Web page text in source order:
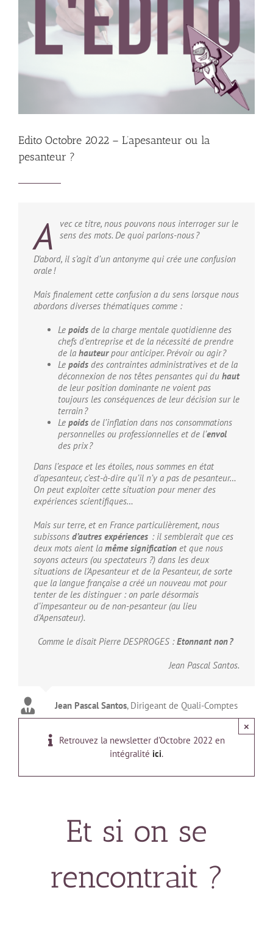
Edito Octobre 2022 – L’apesanteur ou la
pesanteur ?
A
vec ce titre, nous pouvons nous interroger sur le
sens des mots. De quoi parlons-nous ?
D’abord, il s’agit d’un antonyme qui crée une confusion
orale !
Mais finalement cette confusion a du sens lorsque nous
abordons diverses thématiques comme :
Le poids de la charge mentale quotidienne des
chefs d’entreprise et de la nécessité de prendre
de la hauteurpour anticiper. Prévoir ou agir ?
Le poids des contraintes administratives et de la
déconnexion de nos têtes pensantes qui du haut
de leur position dominante ne voient pas
toujours les conséquences de leur décision sur le
terrain ?
Le poids de l’inflation dans nos consommations
personnelles ou professionnelles et de l’envol
des prix ?
Dans l’espace et les étoiles, nous sommes en état
d’apesanteur, c’est-à-dire qu’il n’y a pas de pesanteur…
On peut exploiter cette situation pour mener des
expériences scientifiques…
Mais sur terre, et en France particulièrement, nous
subissons d’autres expériences : il semblerait que ces
deux mots aient la même signification et que nous
soyons acteurs (ou spectateurs ?) dans les deux
situations de l’Apesanteur et de la Pesanteur, de sorte
que la langue française a créé un nouveau mot pour
tenter de les distinguer : on parle désormais
d’impesanteur ou de non-pesanteur (au lieu
d’Apensateur).
Comme le disait Pierre DESPROGES : Etonnant non ?
Jean Pascal Santos.
Jean Pascal Santos, Dirigeant de Quali-Comptes
Retrouvez la newsletter d’Octobre 2022 en
intégralité ici.
×
Et si on se
rencontrait ?